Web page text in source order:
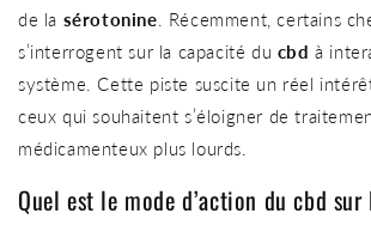
de la sérotonine . Récemment, certains
s’interrogent sur la capacité du cbd à
système. Cette piste suscite un réel
ceux qui souhaitent s’éloigner de
médicamenteux plus lourds.
Quel est le mode d’action du cbd